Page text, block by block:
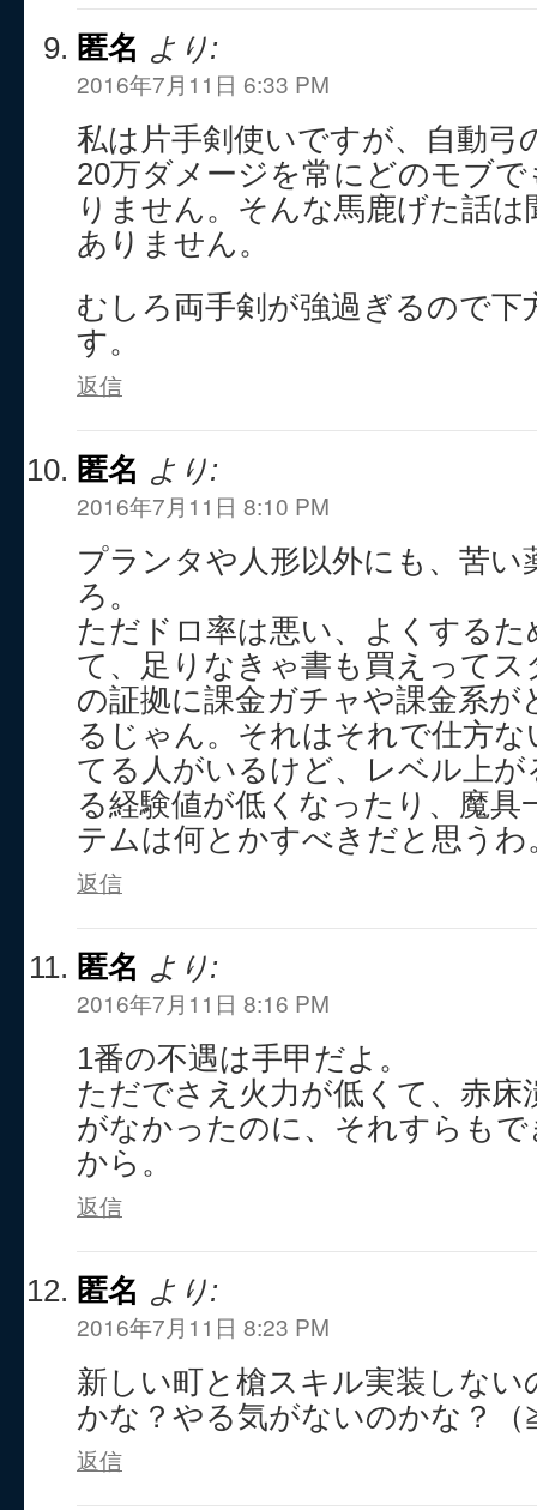
匿名 より:
2016年7月11日 6:33 PM
私は片手剣使いですが、自動弓
20万ダメージを常にどのモブ
りません。そんな馬鹿げた話
ありません。
むしろ両手剣が強過ぎるので下
す。
返信
匿名 より:
2016年7月11日 8:10 PM
プランタや人形以外にも、苦い
ろ。
ただドロ率は悪い、よくする
て、足りなきゃ書も買えって
の証拠に課金ガチャや課金系が
るじゃん。それはそれで仕方
てる人がいるけど、レベル上
る経験値が低くなったり、魔具
テムは何とかすべきだと思うわ
返信
匿名 より:
2016年7月11日 8:16 PM
1番の不遇は手甲だよ。
ただでさえ火力が低くて、赤床
がなかったのに、それすらも
から。
返信
匿名 より:
2016年7月11日 8:23 PM
新しい町と槍スキル実装しな
かな？やる気がないのかな？（
返信